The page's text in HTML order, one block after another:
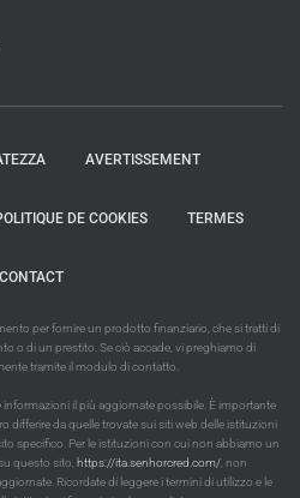
AVERTISSEMENT
DE COOKIES TERMES
CONTACT
per fornire un prodotto finanziario, che si tratti di
o di un prestito. Se ciò accade, vi preghiamo di
tramite il modulo di contatto.
il più aggiornate possibile. È importante
differire da quelle trovate sui siti web delle istituzioni
specifico. Per le istituzioni con cui non abbiamo un
questo sito, https://ita.senhorcred.com/, non
Ricordate di leggere i termini di utilizzo e le